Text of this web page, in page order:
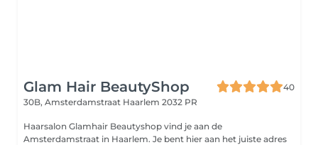
Glam Hair BeautyShop
40
30B, Amsterdamstraat Haarlem 2032 PR
Haarsalon Glamhair Beautyshop vind je aan de
Amsterdamstraat in Haarlem. Je bent hier aan het juiste adres